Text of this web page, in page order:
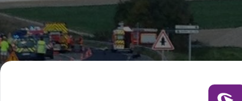
LE TICKET DE CAISSE